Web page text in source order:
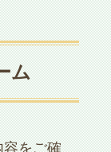
ム
をご確